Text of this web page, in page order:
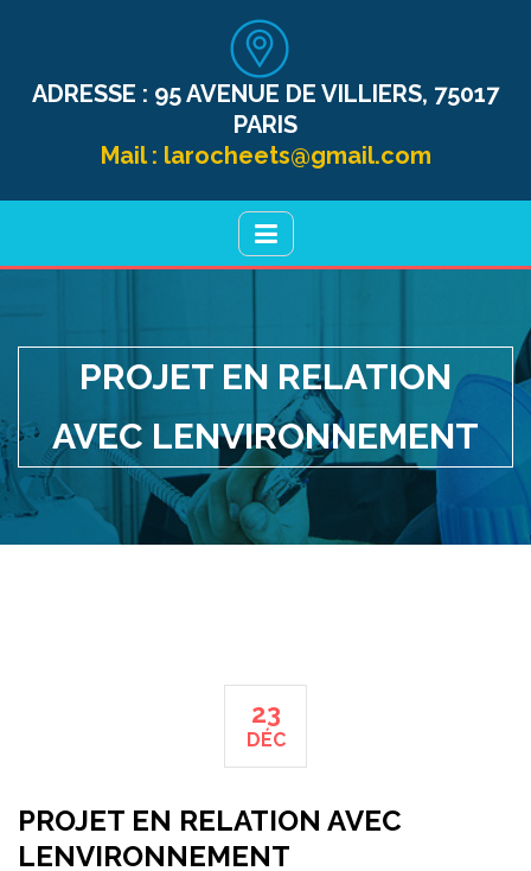
ADRESSE : 95 AVENUE DE VILLIERS, 75017
PARIS
Mail : larocheets@gmail.com
PROJET EN RELATION
AVEC LENVIRONNEMENT
23
DÉC
PROJET EN RELATION AVEC
LENVIRONNEMENT